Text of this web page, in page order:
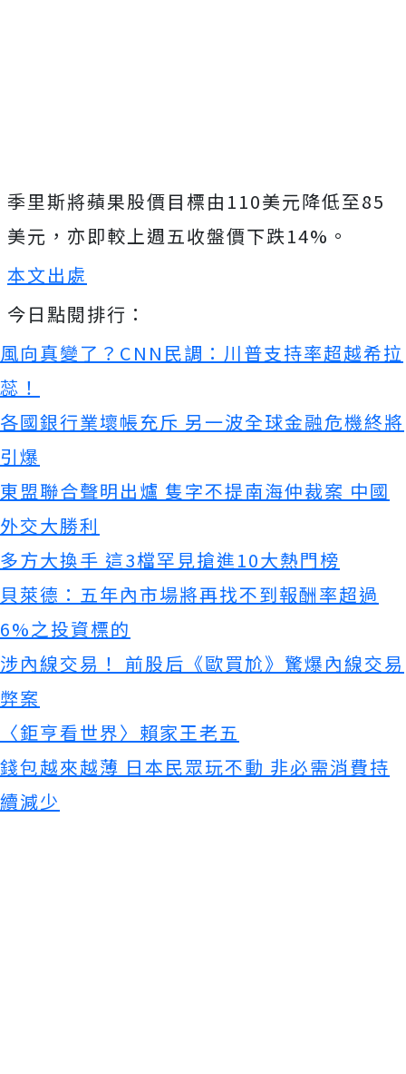
季里斯將蘋果股價目標由110美元降低至85
美元，亦即較上週五收盤價下跌14%。
本文出處
今日點閱排行：
風向真變了？CNN民調：川普支持率超越希拉
蕊！
各國銀行業壞帳充斥 另一波全球金融危機終將
引爆
東盟聯合聲明出爐 隻字不提南海仲裁案 中國
外交大勝利
多方大換手 這3檔罕見搶進10大熱門榜
貝萊德：五年內市場將再找不到報酬率超過
6%之投資標的
涉內線交易！ 前股后《歐買尬》驚爆內線交易
弊案
〈鉅亨看世界〉賴家王老五
錢包越來越薄 日本民眾玩不動 非必需消費持
續減少